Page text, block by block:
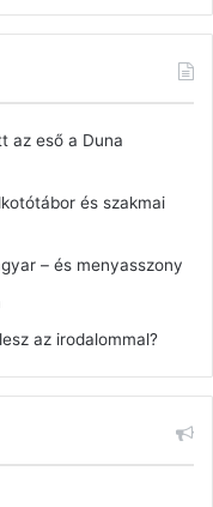
az eső a Duna
és szakmai
– és menyasszony
az irodalommal?